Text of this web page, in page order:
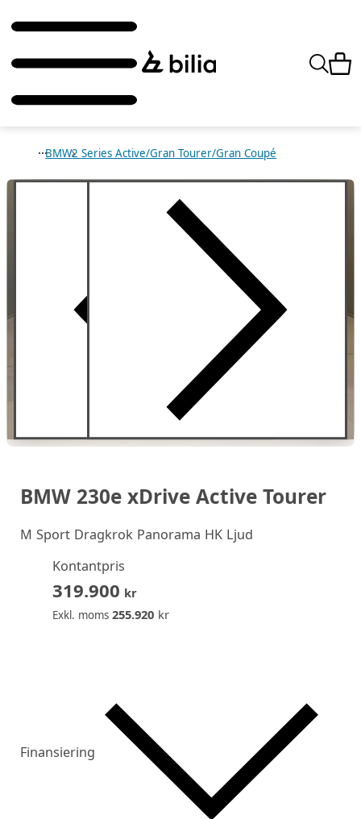
BMW2 Series Active/Gran Tourer/Gran Coupé
BMW 230e xDrive Active Tourer
M Sport Dragkrok Panorama HK Ljud
Kontantpris
319.900 kr
Exkl. moms 255.920kr
Finansiering